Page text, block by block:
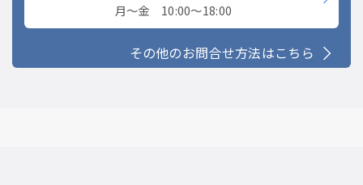
月〜金 10:00〜18:00
その他のお問合せ方法はこちら